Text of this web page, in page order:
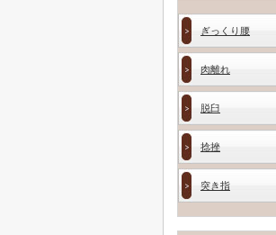
ぎっくり腰
肉離れ
脱臼
捻挫
突き指